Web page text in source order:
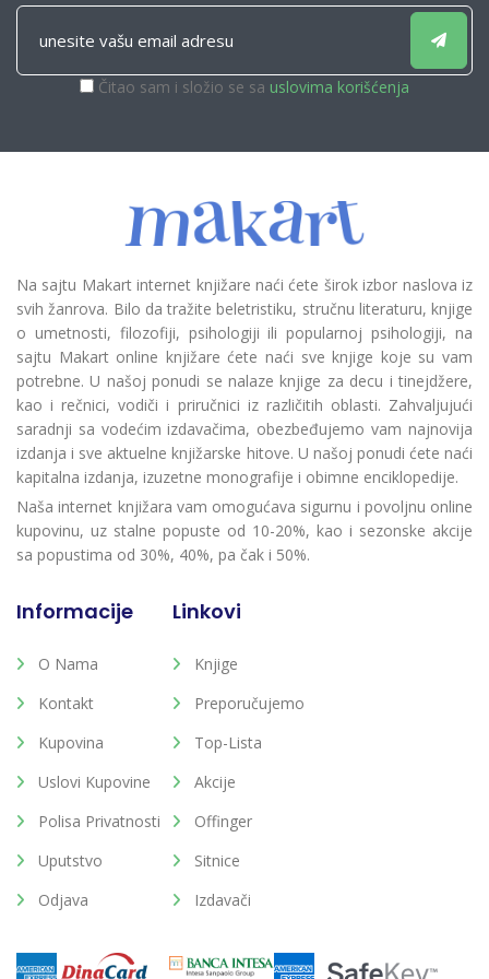
Čitao sam i složio se sa uslovima korišćenja
Na sajtu Makart internet knjižare naći ćete širok izbor naslova iz
svih žanrova. Bilo da tražite beletristiku, stručnu literaturu, knjige
o umetnosti, filozofiji, psihologiji ili popularnoj psihologiji, na
sajtu Makart online knjižare ćete naći sve knjige koje su vam
potrebne. U našoj ponudi se nalaze knjige za decu i tinejdžere,
kao i rečnici, vodiči i priručnici iz različitih oblasti. Zahvaljujući
saradnji sa vodećim izdavačima, obezbeđujemo vam najnovija
izdanja i sve aktuelne knjižarske hitove. U našoj ponudi ćete naći
kapitalna izdanja, izuzetne monografije i obimne enciklopedije.
Naša internet knjižara vam omogućava sigurnu i povoljnu online
kupovinu, uz stalne popuste od 10-20%, kao i sezonske akcije
sa popustima od 30%, 40%, pa čak i 50%.
Informacije
O Nama
Kontakt
Kupovina
Uslovi Kupovine
Polisa Privatnosti
Uputstvo
Odjava
Linkovi
Knjige
Preporučujemo
Top-Lista
Akcije
Offinger
Sitnice
Izdavači